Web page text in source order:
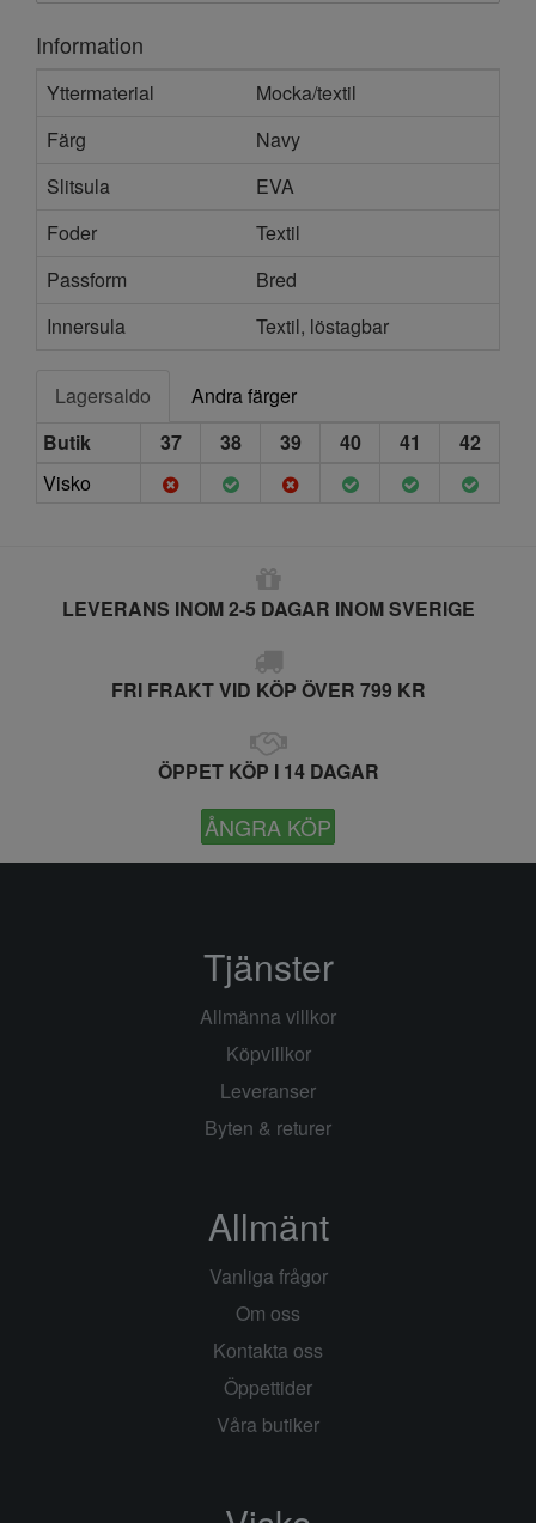
Information
Yttermaterial
Mocka/textil
Färg
Navy
Slitsula
EVA
Foder
Textil
Passform
Bred
Innersula
Textil, löstagbar
Lagersaldo
Andra färger
Butik
37 38 39 40 41
42
Visko
LEVERANS INOM 2-5 DAGAR INOM SVERIGE
FRI FRAKT VID KÖP ÖVER 799 KR
ÖPPET KÖP I 14 DAGAR
ÅNGRA KÖP
Tjänster
Allmänna villkor
Köpvillkor
Leveranser
Byten & returer
Allmänt
Vanliga frågor
Om oss
Kontakta oss
Öppettider
Våra butiker